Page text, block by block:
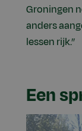
Groningen
anders
lessen rijk.”
Een